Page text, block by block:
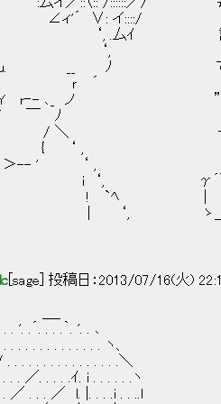
∠ィ'´ ∨: イ::::/
‘, .厶ｲ 訳の分から
‘,
で、結局るー
´
”量子デコヒーレ
/ ￣ ﾉ
､' ./ / ＼ 一体何
{ ‘ ,
＞-- ' ‘ ,
γ´￣￣￣￣￣￣
| ! `ﾍ | うむ
! | ‘, ゝ＿＿＿＿＿＿
[sage] 投稿日：2013/07/16(火)
. '. . ､
. . . . . ヽ、
. . . . . . . .＼
.ｲ. i . . . . . .ヽ
l. |. . . .i . . ..l